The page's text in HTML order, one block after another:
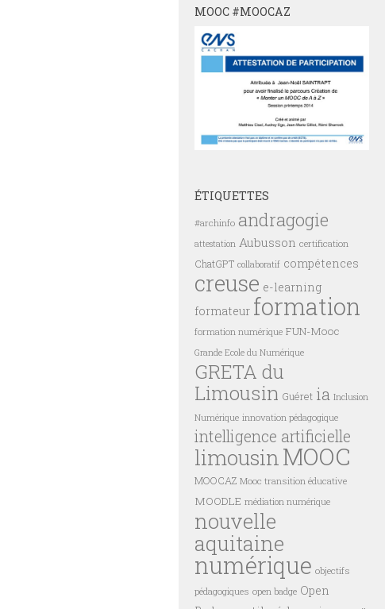
MOOC #MOOCAZ
ÉTIQUETTES
#archinfo andragogie
attestation Aubusson certification
ChatGPT collaboratif compétences
creuse e-learning
formateur formation
formation numérique FUN-Mooc
Grande Ecole du Numérique
GRETA du
Limousin Guéret ia Inclusion
Numérique innovation pédagogique
intelligence artificielle
limousin MOOC
MOOCAZ Mooc transition éducative
MOODLE médiation numérique
nouvelle
aquitaine
numérique objectifs
pédagogiques open badge Open